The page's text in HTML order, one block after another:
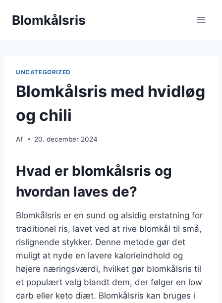
Blomkålsris
UNCATEGORIZED
Blomkålsris med hvidløg
og chili
Af 20. december 2024
Hvad er blomkålsris og
hvordan laves de?
Blomkålsris er en sund og alsidig erstatning for
traditionel ris, lavet ved at rive blomkål til små,
rislignende stykker. Denne metode gør det
muligt at nyde en lavere kalorieindhold og
højere næringsværdi, hvilket gør blomkålsris til
et populært valg blandt dem, der følger en low
carb eller keto diæt. Blomkålsris kan bruges i